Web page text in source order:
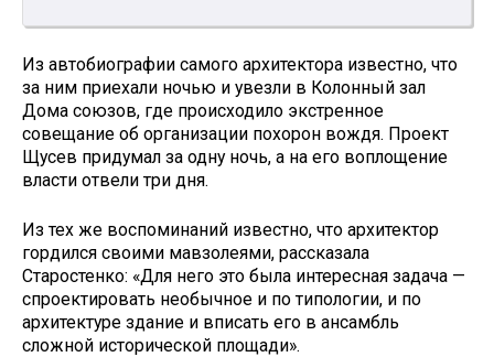
Из автобиографии самого архитектора известно, что
за ним приехали ночью и увезли в Колонный зал
Дома союзов, где происходило экстренное
совещание об организации похорон вождя. Проект
Щусев придумал за одну ночь, а на его воплощение
власти отвели три дня.
Из тех же воспоминаний известно, что архитектор
гордился своими мавзолеями, рассказала
Старостенко: «Для него это была интересная задача —
спроектировать необычное и по типологии, и по
архитектуре здание и вписать его в ансамбль
сложной исторической площади».